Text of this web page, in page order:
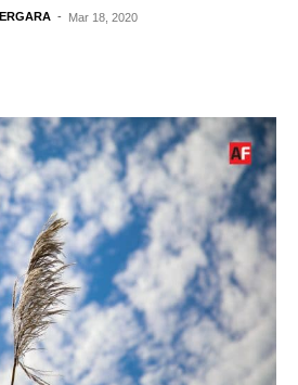
- Mar 18, 2020